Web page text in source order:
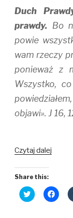
Duch
prawdy. Bo
powie
wam rzeczy
ponieważ z
Wszystko,
objawi». J 16,
Czytaj dalej
Share this:
C
l
C
l